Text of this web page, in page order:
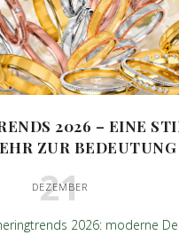
2026 – EINE
ZUR BEDEUTUNG
21
DEZEMBER
2026: moderne